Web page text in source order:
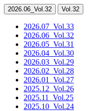
2026.06 _Vol.32 Vol.32
2026.07 _Vol.33
2026.06 _Vol.32
2026.05 _Vol.31
2026.04 _Vol.30
2026.03 _Vol.29
2026.02 _Vol.28
2026.01
_Vol.27
2025.12 _Vol.26
2025.11
_Vol.25
2025.10 _Vol.24